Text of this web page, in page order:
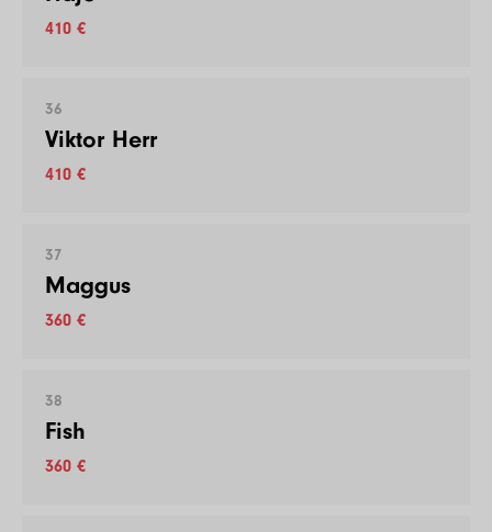
410 €
36
Viktor Herr
410 €
37
Maggus
360 €
38
Fish
360 €